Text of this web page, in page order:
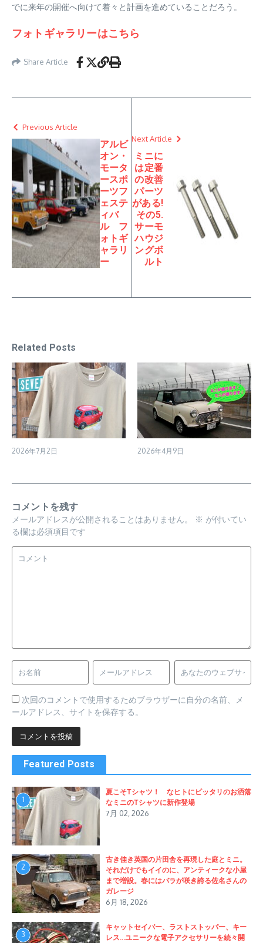
でに来年の開催へ向けて着々と計画を進めていることだろう。
フォトギャラリーはこちら
Share Article
Previous Article
アルビ
オン・
モータ
ースポ
ーツフ
ェステ
ィバ
ル フ
ォトギ
ャラリ
ー
Next Article
ミニに
は定番
の改善
パーツ
がある!
その5.
サーモ
ハウジ
ングボ
ルト
Related Posts
2026年7月2日 2026年4月9日
コメントを残す
メールアドレスが公開されることはありません。 ※ が付いてい
る欄は必須項目です
次回のコメントで使用するためブラウザーに自分の名前、メ
ールアドレス、サイトを保存する。
Featured Posts
1
夏こそTシャツ！ なヒトにピッタリのお洒落
なミニのTシャツに新作登場
7月 02, 2026
2
古き佳き英国の片田舎を再現した庭とミニ。
それだけでもイイのに、アンティークな小屋
まで増設。春にはバラが咲き誇る佐名さんの
ガレージ
6月 18, 2026
3
キャットセイバー、ラストストッパー、キー
レス…ユニークな電子アクセサリーを続々開